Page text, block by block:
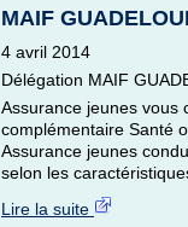
MAIF
4 avril 2014
Délégation MAIF
Assurance jeunes vous
complémentaire Santé
Assurance jeunes
selon les
Lire la suite